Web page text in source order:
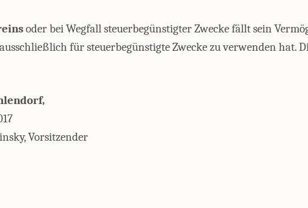
oder bei Wegfall steuerbegünstigter Zwecke fällt sein
für steuerbegünstigte Zwecke zu verwenden hat.
Vorsitzender